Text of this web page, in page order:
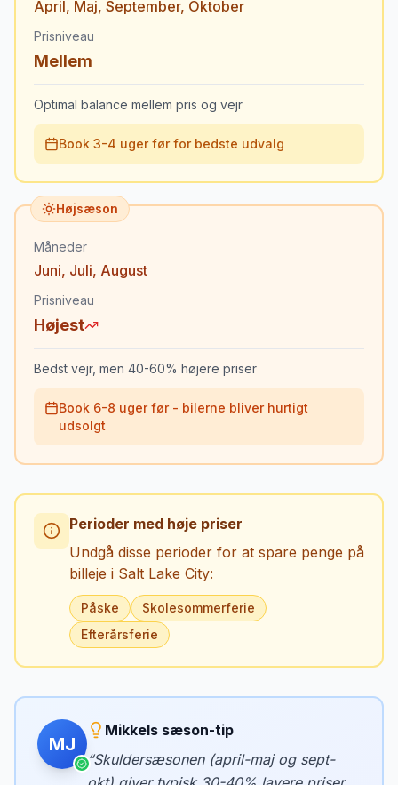
April, Maj, September, Oktober
Prisniveau
Mellem
Optimal balance mellem pris og vejr
Book 3-4 uger før for bedste udvalg
Højsæson
Måneder
Juni, Juli, August
Prisniveau
Højest
Bedst vejr, men 40-60% højere priser
Book 6-8 uger før - bilerne bliver hurtigt
udsolgt
Perioder med høje priser
Undgå disse perioder for at spare penge på
billeje i Salt Lake City:
Påske
Skolesommerferie
Efterårsferie
MJ
Mikkels sæson-tip
“Skuldersæsonen (april-maj og sept-